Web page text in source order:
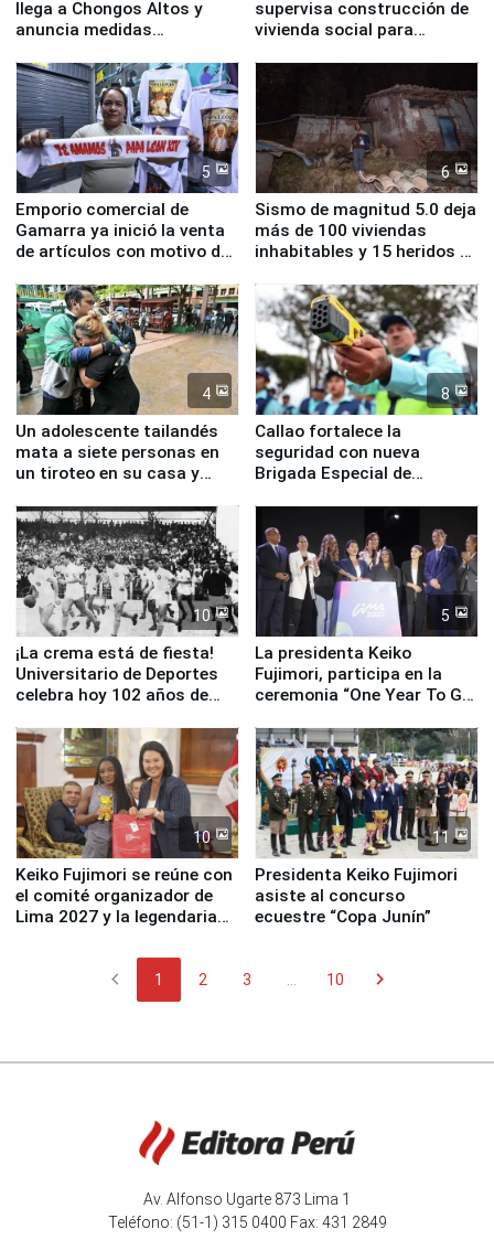
llega a Chongos Altos y
anuncia medidas
educación, salud y empleo
supervisa construcción de
vivienda social para
5
Emporio comercial de
Gamarra ya inició la venta
de artículos con motivo de
6
Sismo de magnitud 5.0 deja
más de 100 viviendas
inhabitables y 15 heridos en
4
Un adolescente tailandés
mata a siete personas en
un tiroteo en su casa y
8
Callao fortalece la
seguridad con nueva
Brigada Especial de
equipamiento para
Serenazgo
10
¡La crema está de fiesta!
Universitario de Deportes
celebra hoy 102 años de
5
La presidenta Keiko
Fujimori, participa en la
ceremonia “One Year To Go
10
Keiko Fujimori se reúne con
el comité organizador de
Lima 2027 y la legendaria
11
Presidenta Keiko Fujimori
asiste al concurso
ecuestre “Copa Junín”
chevron_left 1 2 3 10 chevron_right
Av. Alfonso Ugarte 873 Lima 1
Teléfono: (51-1) 315 0400 Fax: 431 2849